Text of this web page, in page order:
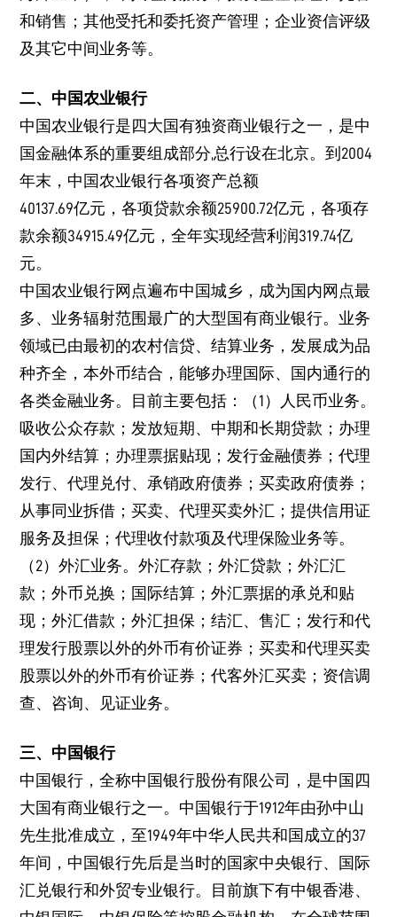
和销售；其他受托和委托资产管理；企业资信评级
及其它中间业务等。
二、中国农业银行
中国农业银行是四大国有独资商业银行之一，是中
国金融体系的重要组成部分,总行设在北京。到2004
年末，中国农业银行各项资产总额
40137.69亿元，各项贷款余额25900.72亿元，各项存
款余额34915.49亿元，全年实现经营利润319.74亿
元。
中国农业银行网点遍布中国城乡，成为国内网点最
多、业务辐射范围最广的大型国有商业银行。业务
领域已由最初的农村信贷、结算业务，发展成为品
种齐全，本外币结合，能够办理国际、国内通行的
各类金融业务。目前主要包括：（1）人民币业务。
吸收公众存款；发放短期、中期和长期贷款；办理
国内外结算；办理票据贴现；发行金融债券；代理
发行、代理兑付、承销政府债券；买卖政府债券；
从事同业拆借；买卖、代理买卖外汇；提供信用证
服务及担保；代理收付款项及代理保险业务等。
（2）外汇业务。外汇存款；外汇贷款；外汇汇
款；外币兑换；国际结算；外汇票据的承兑和贴
现；外汇借款；外汇担保；结汇、售汇；发行和代
理发行股票以外的外币有价证券；买卖和代理买卖
股票以外的外币有价证券；代客外汇买卖；资信调
查、咨询、见证业务。
三、中国银行
中国银行，全称中国银行股份有限公司，是中国四
大国有商业银行之一。中国银行于1912年由孙中山
先生批准成立，至1949年中华人民共和国成立的37
年间，中国银行先后是当时的国家中央银行、国际
汇兑银行和外贸专业银行。目前旗下有中银香港、